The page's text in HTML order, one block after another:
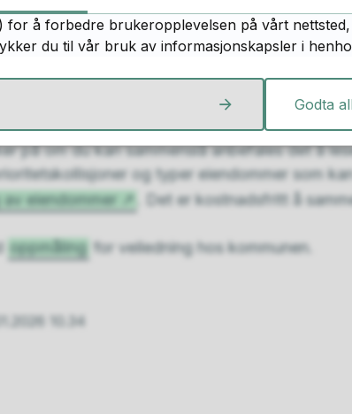
på om du kan sammenslå anbefales det å
og typer eiendommer som
av eiendommer
. Det er kostnadsfritt å
oppmåling for veiledning hos kommunen.
10.34
å forbedre brukeropplevelsen på vårt
du til vår bruk av informasjonskapsler i
Godta